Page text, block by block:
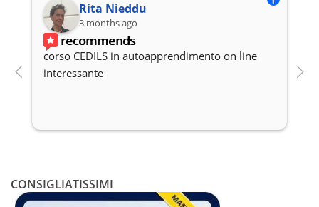
Rita Nieddu
3 months ago
recommends
corso CEDILS in autoapprendimento on line
interessante
CONSIGLIATISSIMI